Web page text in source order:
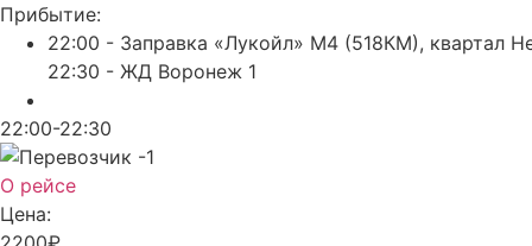
Прибытие:
22:00 - Заправка «Лукойл» М4 (518КМ), квартал
22:30 - ЖД Воронеж 1
22:00-22:30
О рейсе
Цена: